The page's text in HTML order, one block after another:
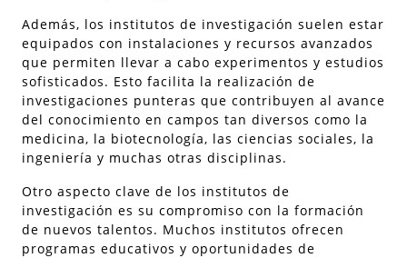
Además, los institutos de investigación suelen estar
equipados con instalaciones y recursos avanzados
que permiten llevar a cabo experimentos y estudios
sofisticados. Esto facilita la realización de
investigaciones punteras que contribuyen al avance
del conocimiento en campos tan diversos como la
medicina, la biotecnología, las ciencias sociales, la
ingeniería y muchas otras disciplinas.
Otro aspecto clave de los institutos de
investigación es su compromiso con la formación
de nuevos talentos. Muchos institutos ofrecen
programas educativos y oportunidades de